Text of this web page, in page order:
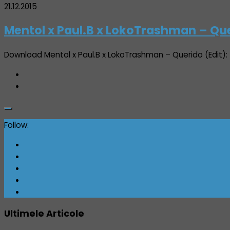
21.12.2015
Mentol x Paul.B x LokoTrashman –
Download Mentol x Paul.B x LokoTrashman – Querido (Edit):
Follow:
Ultimele Articole